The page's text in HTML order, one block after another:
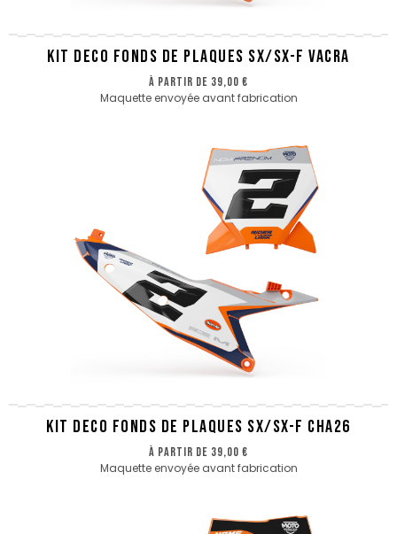
KIT DECO FONDS DE PLAQUES SX/SX-F VACRA
à partir de 39,00 €
Maquette envoyée avant fabrication
KIT DECO FONDS DE PLAQUES SX/SX-F CHA26
à partir de 39,00 €
Maquette envoyée avant fabrication